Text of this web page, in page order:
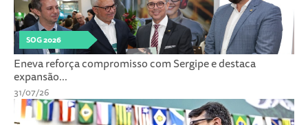
SOG 2026
Eneva reforça compromisso com Sergipe e destaca
expansão...
31/07/26